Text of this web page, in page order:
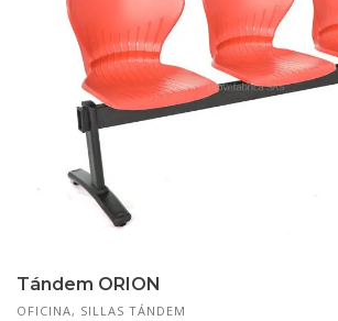
Tándem ORION
OFICINA, SILLAS TÁNDEM